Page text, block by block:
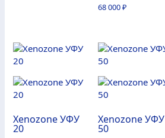
0
из
68 000₽
Xenozone УФУ
20
Xenozone УФУ
50